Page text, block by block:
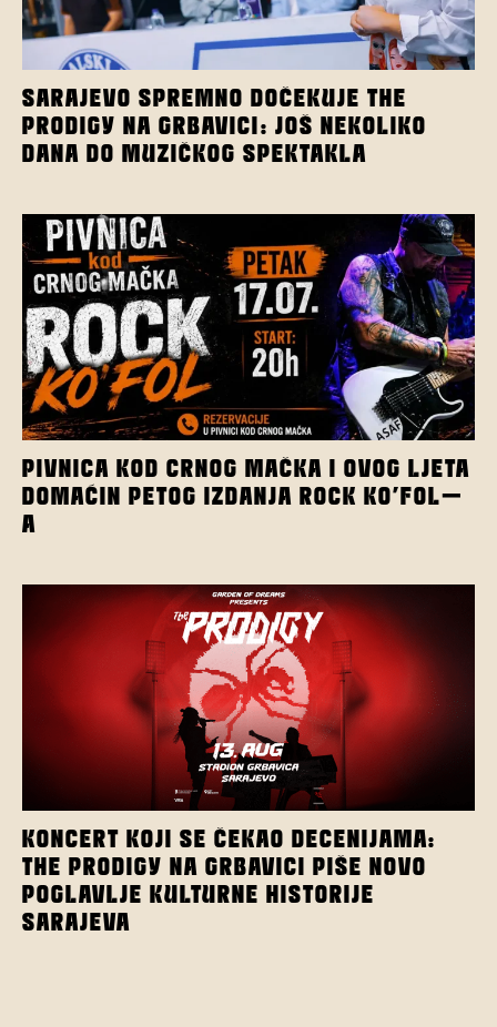
SARAJEVO SPREMNO DOČEKUJE THE
PRODIGY NA GRBAVICI: JOŠ NEKOLIKO
DANA DO MUZIČKOG SPEKTAKLA
PIVNICA KOD CRNOG MAČKA I OVOG LJETA
DOMAĆIN PETOG IZDANJA ROCK KO’FOL-
A
KONCERT KOJI SE ČEKAO DECENIJAMA:
THE PRODIGY NA GRBAVICI PIŠE NOVO
POGLAVLJE KULTURNE HISTORIJE
SARAJEVA